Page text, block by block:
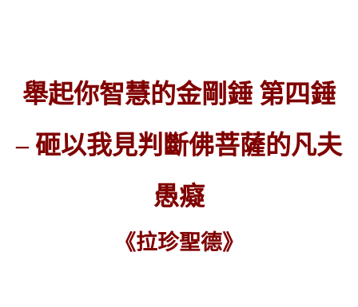
舉起你智慧的金剛錘 第四錘
– 砸以我見判斷佛菩薩的凡夫
愚癡
《拉珍聖德》